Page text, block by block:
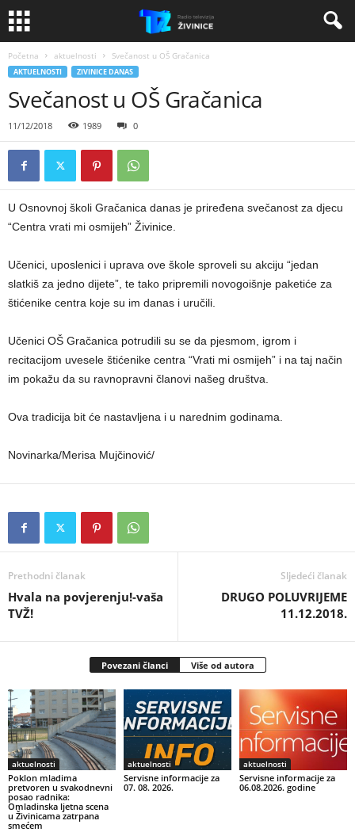
Početna aktuelnosti Svečanost u OŠ Gračanica
AKTUELNOSTI ZIVINICE DANAS
Svečanost u OŠ Gračanica
11/12/2018 1989 0
U Osnovnoj školi Gračanica danas je priređena svečanost za djecu
“Centra vrati mi osmijeh” Živinice.
Učenici, uposlenici i uprava ove škole sproveli su akciju “jedan
slatkiš za jedno dijete”, te tako pripremili novogoišnje paketiće za
štićenike centra koje su im danas i uručili.
Učenici OŠ Gračanica potrudili su se da pjesmom, igrom i
recitacijom uvesele štićenike centra “Vrati mi osmijeh” i na taj način
im pokažu da su ravnopravni članovi našeg društva.
Ova tradicija bit će nastavljena i u narednim godinama.
Novinarka/Merisa Mujčinović/
Prethodni članak
Hvala na povjerenju!-vaša
TVŽ!
Sljedeći članak
DRUGO POLUVRIJEME
11.12.2018.
Povezani članci Više od autora
aktuelnosti
Poklon mladima
pretvoren u svakodnevni
posao radnika:
Omladinska ljetna scena
u Živinicama zatrpana
smećem
aktuelnosti
Servisne informacije za
07. 08. 2026.
aktuelnosti
Servisne informacije za
06.08.2026. godine